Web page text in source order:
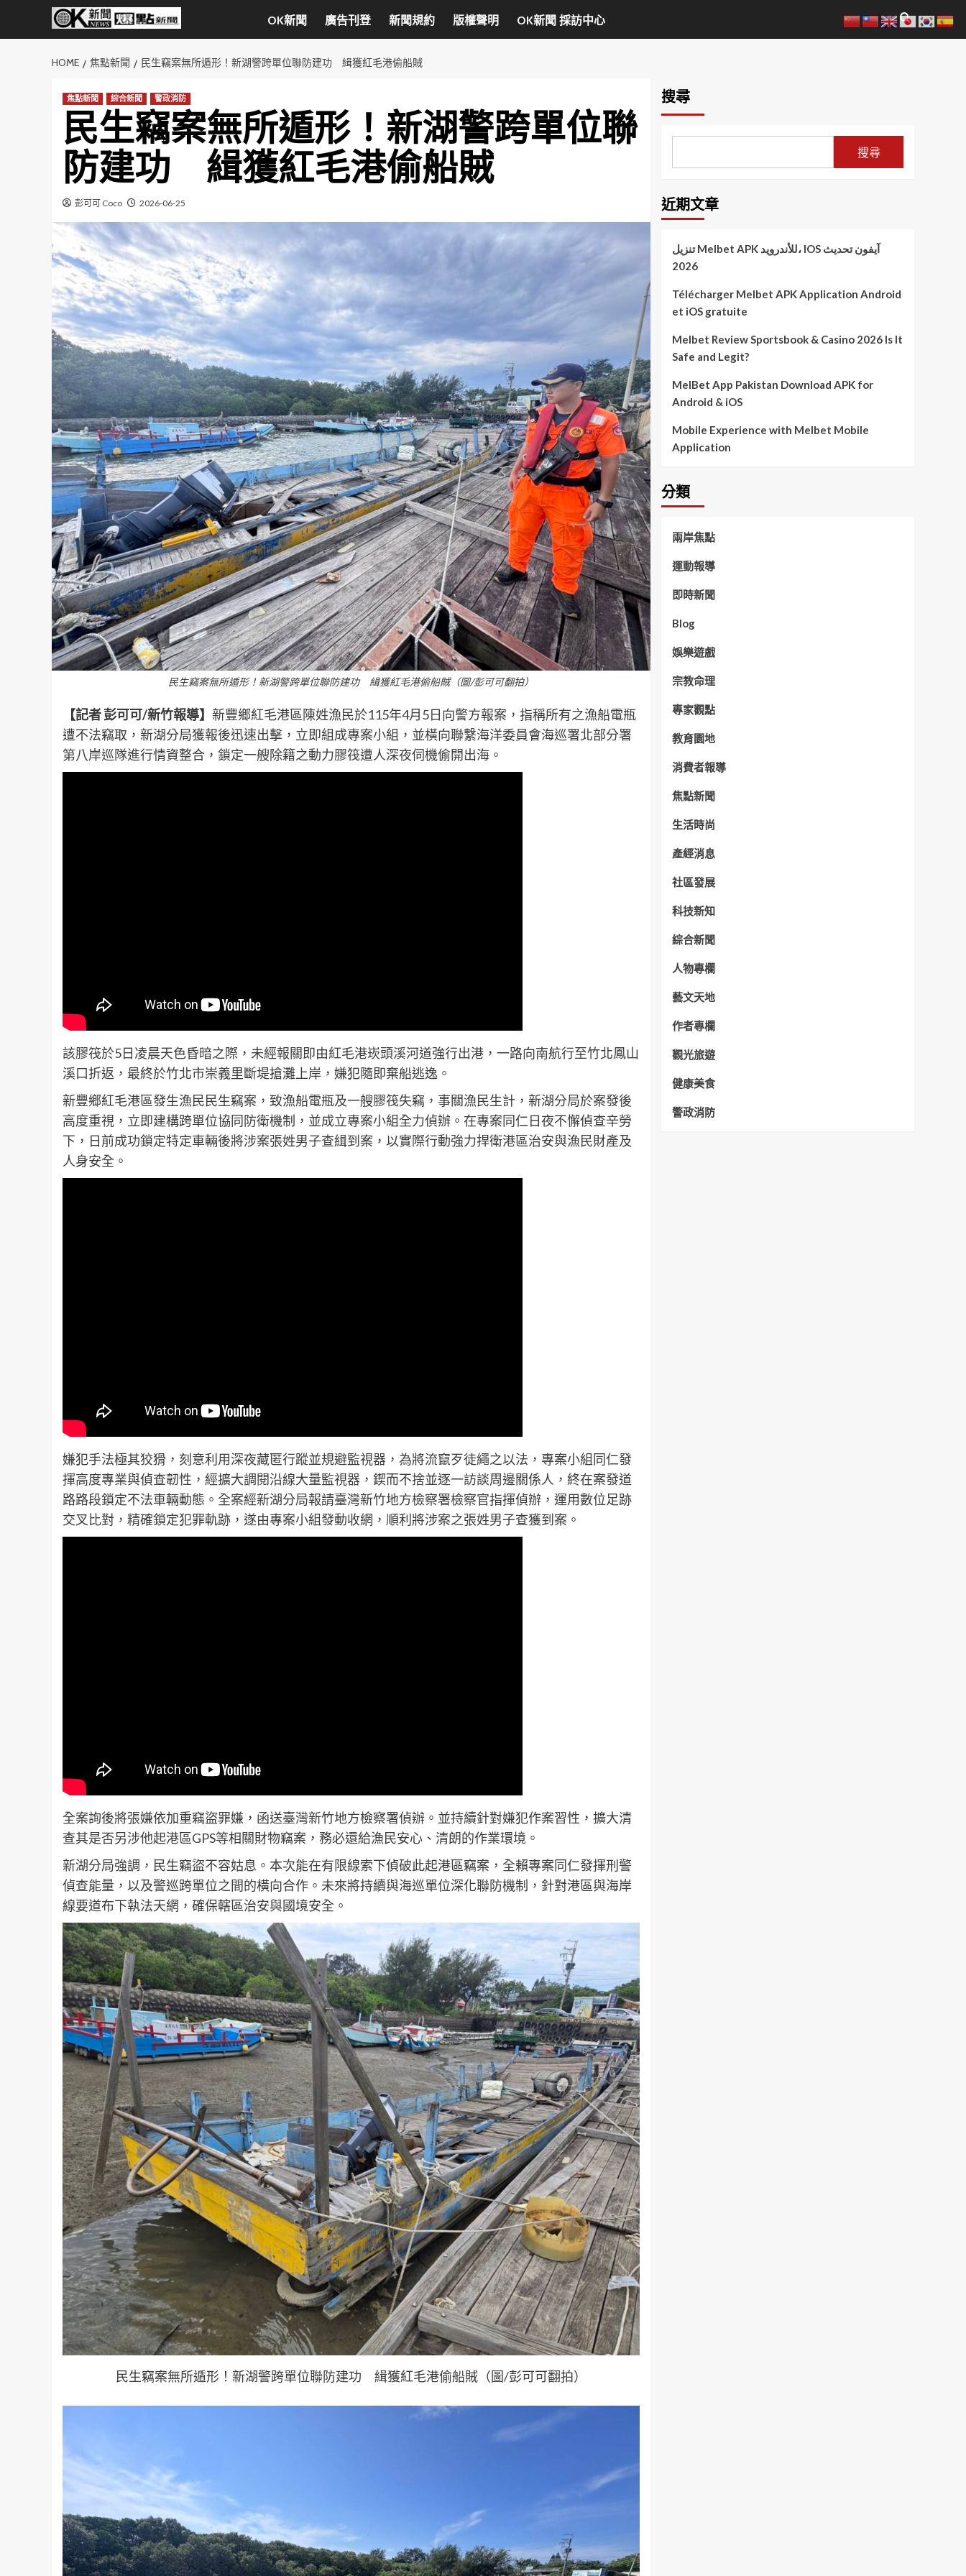
OK新聞 廣告刊登 新聞規約 版權聲明 OK新聞 採訪中心
HOME 焦點新聞 民生竊案無所遁形！新湖警跨單位聯防建功 緝獲紅毛港偷船賊
焦點新聞 綜合新聞 警政消防
民生竊案無所遁形！新湖警跨單位聯
防建功 緝獲紅毛港偷船賊
彭可可 Coco 2026-06-25
民生竊案無所遁形！新湖警跨單位聯防建功 緝獲紅毛港偷船賊（圖/彭可可翻拍）
【記者 彭可可/新竹報導】 新豐鄉紅毛港區陳姓漁民於115年4月5日向警方報案，指稱所有之漁船電瓶
遭不法竊取，新湖分局獲報後迅速出擊，立即組成專案小組，並橫向聯繫海洋委員會海巡署北部分署
第八岸巡隊進行情資整合，鎖定一艘除籍之動力膠筏遭人深夜伺機偷開出海。
該膠筏於5日凌晨天色昏暗之際，未經報關即由紅毛港崁頭溪河道強行出港，一路向南航行至竹北鳳山
溪口折返，最終於竹北市崇義里斷堤搶灘上岸，嫌犯隨即棄船逃逸。
新豐鄉紅毛港區發生漁民民生竊案，致漁船電瓶及一艘膠筏失竊，事關漁民生計，新湖分局於案發後
高度重視，立即建構跨單位協同防衛機制，並成立專案小組全力偵辦。在專案同仁日夜不懈偵查辛勞
下，日前成功鎖定特定車輛後將涉案張姓男子查緝到案，以實際行動強力捍衛港區治安與漁民財產及
人身安全。
嫌犯手法極其狡猾，刻意利用深夜藏匿行蹤並規避監視器，為將流竄歹徒繩之以法，專案小組同仁發
揮高度專業與偵查韌性，經擴大調閱沿線大量監視器，鍥而不捨並逐一訪談周邊關係人，終在案發道
路路段鎖定不法車輛動態。全案經新湖分局報請臺灣新竹地方檢察署檢察官指揮偵辦，運用數位足跡
交叉比對，精確鎖定犯罪軌跡，遂由專案小組發動收網，順利將涉案之張姓男子查獲到案。
全案詢後將張嫌依加重竊盜罪嫌，函送臺灣新竹地方檢察署偵辦。並持續針對嫌犯作案習性，擴大清
查其是否另涉他起港區GPS等相關財物竊案，務必還給漁民安心、清朗的作業環境。
新湖分局強調，民生竊盜不容姑息。本次能在有限線索下偵破此起港區竊案，全賴專案同仁發揮刑警
偵查能量，以及警巡跨單位之間的橫向合作。未來將持續與海巡單位深化聯防機制，針對港區與海岸
線要道布下執法天網，確保轄區治安與國境安全。
民生竊案無所遁形！新湖警跨單位聯防建功 緝獲紅毛港偷船賊（圖/彭可可翻拍）
搜尋
搜尋
近期文章
تنزيل Melbet APK للأندرويد، IOS آيفون تحديث
2026
Télécharger Melbet APK Application Android
et iOS gratuite
Melbet Review Sportsbook & Casino 2026 Is It
Safe and Legit?
MelBet App Pakistan Download APK for
Android & iOS
Mobile Experience with Melbet Mobile
Application
分類
兩岸焦點
運動報導
即時新聞
Blog
娛樂遊戲
宗教命理
專家觀點
教育園地
消費者報導
焦點新聞
生活時尚
產經消息
社區發展
科技新知
綜合新聞
人物專欄
藝文天地
作者專欄
觀光旅遊
健康美食
警政消防